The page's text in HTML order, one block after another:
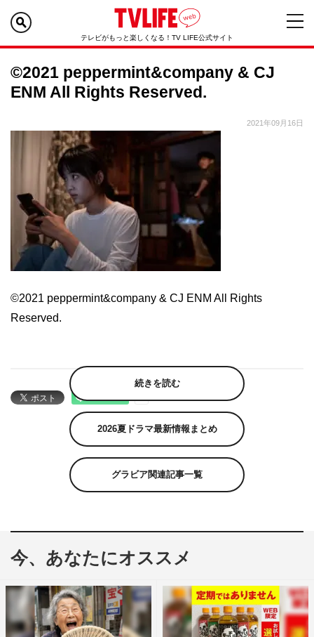
テレビがもっと楽しくなる！TV LIFE公式サイト
©2021 peppermint&company & CJ
ENM All Rights Reserved.
2021年09月16日
©2021 peppermint&company & CJ ENM All Rights
Reserved.
続きを読む
2026夏ドラマ最新情報まとめ
グラビア関連記事一覧
今、あなたにオススメ